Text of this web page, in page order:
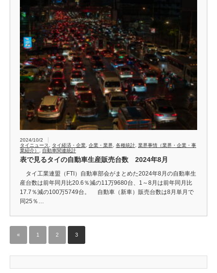
2024/10/2
タイニュース
タイ経済・企業 企業・業界 各種統計 業界事情（業界・企業・事
業紹介）
自動車関連統計
表で見るタイの自動車生産販売台数 2024年8月
タイ工業連盟（FTI）自動車部会がまとめた2024年8月の自動車生
産台数は前年同月比20.6％減の11万9680台、1～8月は前年同月比
17.7％減の100万5749台。 自動車（新車）販売台数は8月単月で
同25％…
« 1 2 3